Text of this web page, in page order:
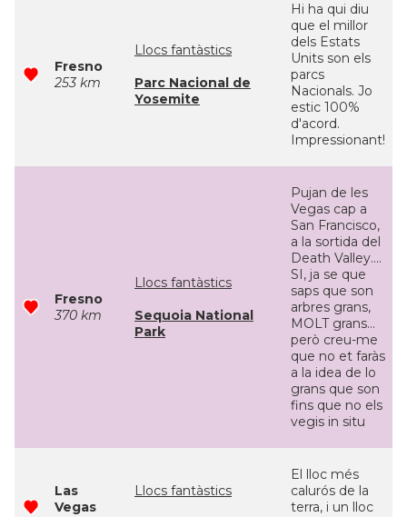
Fresno
253 km
Llocs fantàstics
Parc Nacional de
Yosemite
Hi ha qui diu
que el millor
dels Estats
Units son els
parcs
Nacionals. Jo
estic 100%
d'acord.
Impressionant!
Fresno
370 km
Llocs fantàstics
Sequoia National
Park
Pujan de les
Vegas cap a
San Francisco,
a la sortida del
Death Valley....
SI, ja se que
saps que son
arbres grans,
MOLT grans...
però creu-me
que no et faràs
a la idea de lo
grans que son
fins que no els
vegis in situ
Las
Vegas
Llocs fantàstics
El lloc més
calurós de la
terra, i un lloc